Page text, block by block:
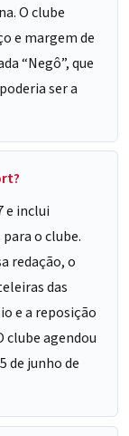
O clube
e margem de
“Negô”, que
ser a
e inclui
o clube.
redação, o
das
e a reposição
clube agendou
de junho de